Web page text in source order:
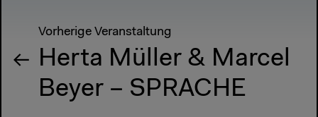
Vorherige Veranstaltung
Herta Müller & Marcel
Beyer – SPRACHE